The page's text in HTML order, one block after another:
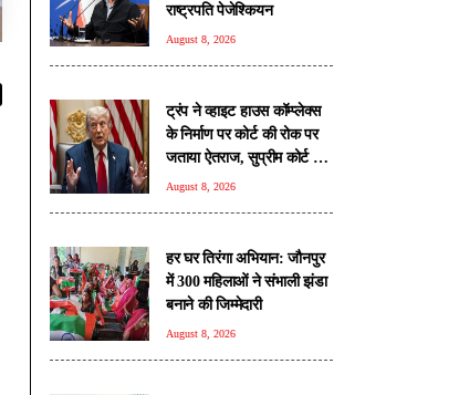
राष्ट्रपति पेजेश्कियन
August 8, 2026
ट्रंप ने व्हाइट हाउस कॉम्प्लेक्स
के निर्माण पर कोर्ट की रोक पर
जताया ऐतराज, सुप्रीम कोर्ट का
करेंगे रुख
August 8, 2026
हर घर तिरंगा अभियान: जौनपुर
में 300 महिलाओं ने संभाली झंडा
बनाने की जिम्मेदारी
August 8, 2026